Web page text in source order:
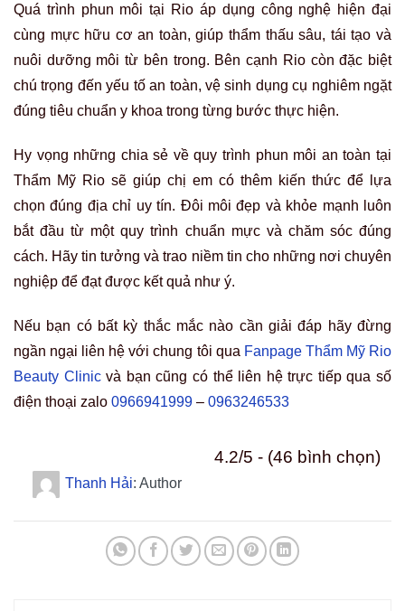
Quá trình phun môi tại Rio áp dụng công nghệ hiện đại
cùng mực hữu cơ an toàn, giúp thẩm thấu sâu, tái tạo và
nuôi dưỡng môi từ bên trong. Bên cạnh Rio còn đặc biệt
chú trọng đến yếu tố an toàn, vệ sinh dụng cụ nghiêm ngặt
đúng tiêu chuẩn y khoa trong từng bước thực hiện.
Hy vọng những chia sẻ về quy trình phun môi an toàn tại
Thẩm Mỹ Rio sẽ giúp chị em có thêm kiến thức để lựa
chọn đúng địa chỉ uy tín. Đôi môi đẹp và khỏe mạnh luôn
bắt đầu từ một quy trình chuẩn mực và chăm sóc đúng
cách. Hãy tin tưởng và trao niềm tin cho những nơi chuyên
nghiệp để đạt được kết quả như ý.
Nếu bạn có bất kỳ thắc mắc nào cần giải đáp hãy đừng
ngần ngại liên hệ với chung tôi qua Fanpage Thẩm Mỹ Rio
Beauty Clinicvà bạn cũng có thể liên hệ trực tiếp qua số
điện thoại zalo 0966941999 – 0963246533
4.2/5 - (46 bình chọn)
Thanh Hải: Author